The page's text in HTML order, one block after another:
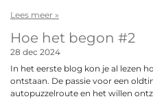
Lees meer »
Hoe het begon #2
28 dec 2024
In het eerste blog kon je al lezen
ontstaan. De passie voor een
autopuzzelroute en het willen